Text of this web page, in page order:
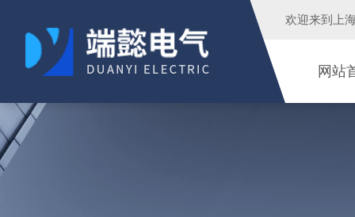
欢迎来到 上
网站